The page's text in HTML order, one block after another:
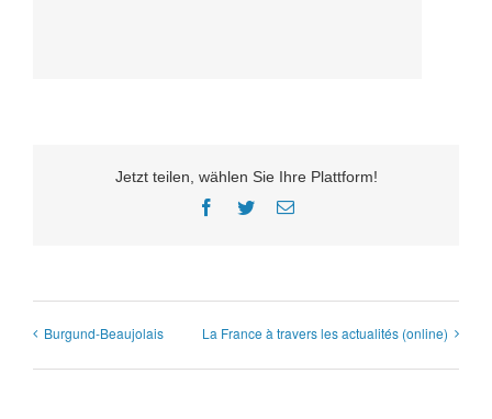
Jetzt teilen, wählen Sie Ihre Plattform!
Facebook
TwitterE-
Burgund-Beaujolais La France à travers les actualités (online)